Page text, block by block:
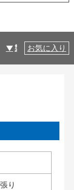
製品仕様
お気に入り
り